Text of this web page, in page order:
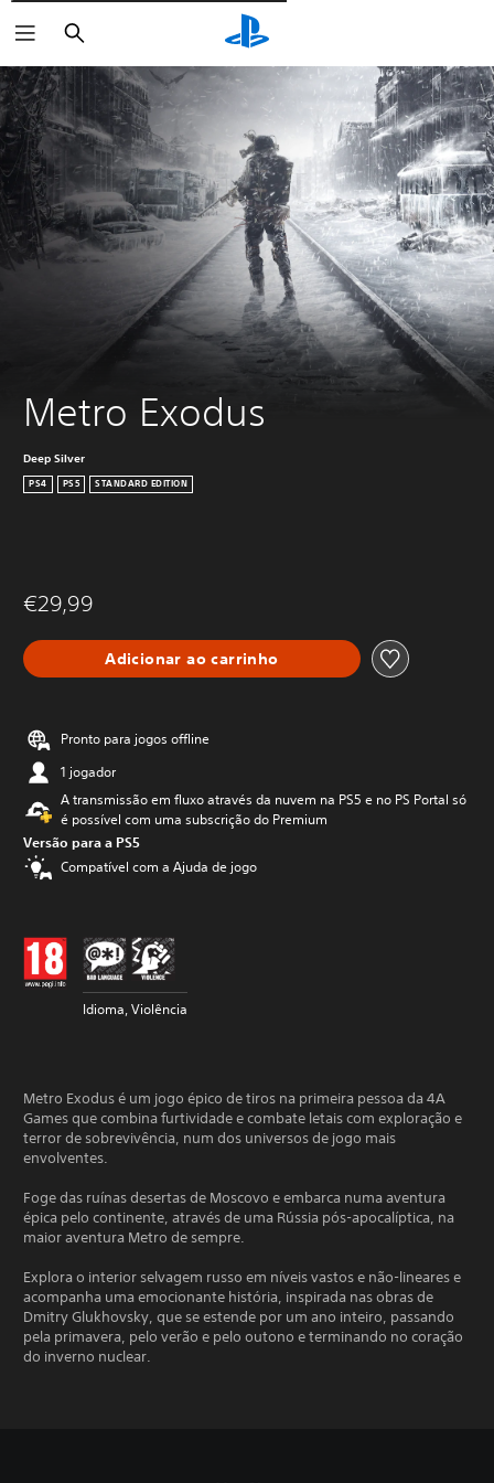
Pesquisar
Metro Exodus
Deep Silver
PS4 PS5 STANDARD EDITION
€29,99
Adicionar ao carrinho
Pronto para jogos offline
1 jogador
A transmissão em fluxo através da nuvem na PS5 e no PS Portal só
é possível com uma subscrição do Premium
Versão para a PS5
Compatível com a Ajuda de jogo
Idioma, Violência
Metro Exodus é um jogo épico de tiros na primeira pessoa da 4A
Games que combina furtividade e combate letais com exploração e
terror de sobrevivência, num dos universos de jogo mais
envolventes.
Foge das ruínas desertas de Moscovo e embarca numa aventura
épica pelo continente, através de uma Rússia pós-apocalíptica, na
maior aventura Metro de sempre.
Explora o interior selvagem russo em níveis vastos e não-lineares e
acompanha uma emocionante história, inspirada nas obras de
Dmitry Glukhovsky, que se estende por um ano inteiro, passando
pela primavera, pelo verão e pelo outono e terminando no coração
do inverno nuclear.